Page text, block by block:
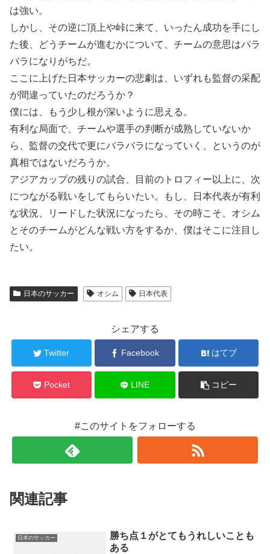
は強い。
しかし、その逆に頂上や峠に来て、いったん成功を手にし
た後、どうチームが進むかについて、チームの意思はバラ
バラになりがちだ。
ここに上げた日本サッカーの悲劇は、いずれも監督の采配
が間違っていたのだろうか？
僕には、もう少し根が深いように思える。
有利な局面で、チームや選手の判断が成熟していないか
ら、監督の交代で更にバラバラになっていく、というのが
真相ではないだろうか。
アジアカップの残りの試合、目前のトロフィー以上に、次
につながる戦いをしてもらいたい。もし、日本代表が有利
な状況、リードした状況になったら、その時こそ、オシム
とそのチームがどんな戦い方をするか、僕はそこに注目し
たい。
日本のサッカー オシム 日本代表
シェアする
Twitter Facebook はてブ
Pocket LINE コピー
#このサイトをフォローする
関連記事
日本のサッカー
勝ち点１がとてもうれしいことも
ある